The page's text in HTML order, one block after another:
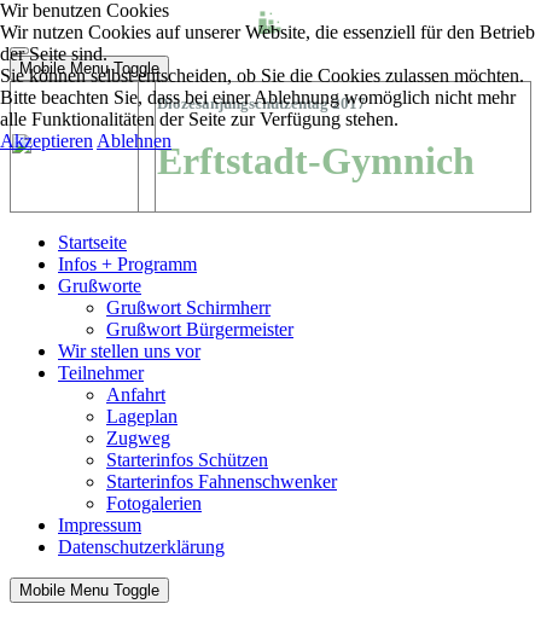
Mobile Menu Toggle
Diözesanjungschützentag 2017
Erftstadt-Gymnich
Startseite
Infos + Programm
Grußworte
Grußwort Schirmherr
Grußwort Bürgermeister
Wir stellen uns vor
Teilnehmer
Anfahrt
Lageplan
Zugweg
Starterinfos Schützen
Starterinfos Fahnenschwenker
Fotogalerien
Impressum
Datenschutzerklärung
Mobile Menu Toggle
Wir benutzen Cookies
Wir nutzen Cookies auf unserer Website, die essenziell für den Betrieb
der Seite sind.
Sie können selbst entscheiden, ob Sie die Cookies zulassen möchten.
Bitte beachten Sie, dass bei einer Ablehnung womöglich nicht mehr
alle Funktionalitäten der Seite zur Verfügung stehen.
Akzeptieren Ablehnen